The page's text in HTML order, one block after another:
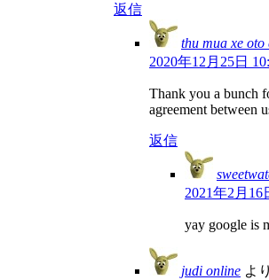
返信
thu mua xe oto
2020年12月25日
Thank you a bunch
agreement between
返信
2021年2月16
yay google is
judi online よ